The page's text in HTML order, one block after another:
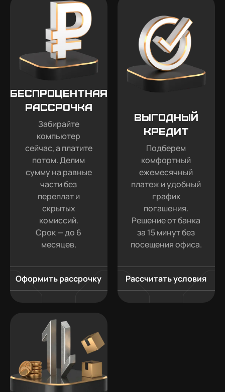
Беспроцентная
рассрочка
Забирайте
компьютер
сейчас, а платите
потом. Делим
сумму на равные
части без
переплат и
скрытых
комиссий.
Срок — до 6
месяцев.
Оформить рассрочку
Выгодный
кредит
Подберем
комфортный
ежемесячный
платеж и удобный
график
погашения.
Решение от банка
за 15 минут без
посещения офиса.
Рассчитать условия